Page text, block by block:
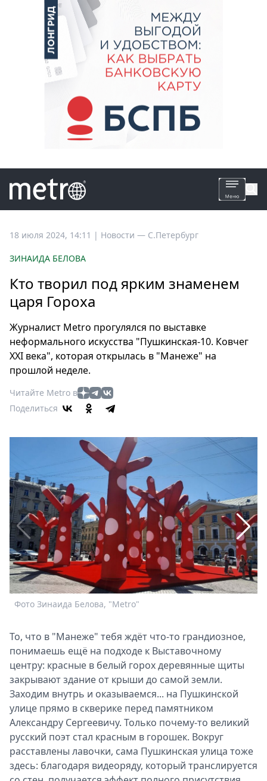
Все
Россия
Мир
Еда
Туризм
Мода
Театр
Кино
Афиша
Книги
Выставки
релизы
О
Metro
Стримы
Спецпроекты
Звезды
Выборы
2026
Скачай
18 июля 2024, 14:11 | Новости — С.Петербург
ЗИНАИДА БЕЛОВА
Кто творил под ярким знаменем
царя Гороха
Журналист Metro прогулялся по выставке
неформального искусства "Пушкинская-10. Ковчег
XXI века", которая открылась в "Манеже" на
прошлой неделе.
Читайте Metro в
Поделиться
Фото Зинаида Белова, "Metro"
То, что в "Манеже" тебя ждёт что-то грандиозное,
понимаешь ещё на подходе к Выставочному
центру: красные в белый горох деревянные щиты
закрывают здание от крыши до самой земли.
Заходим внутрь и оказываемся... на Пушкинской
улице прямо в скверике перед памятником
Александру Сергеевичу. Только почему-то великий
русский поэт стал красным в горошек. Вокруг
расставлены лавочки, сама Пушкинская улица тоже
здесь: благодаря видеоряду, который транслируется